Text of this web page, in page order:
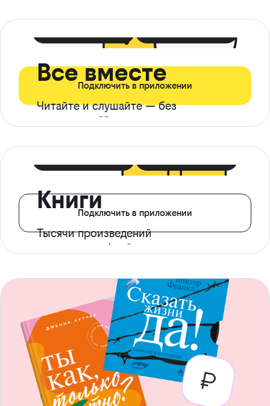
Все вместе
Читайте и слушайте — без
ограничений*
Подключить в приложении
Книги
Тысячи произведений
с доступом офлайн
Подключить в приложении